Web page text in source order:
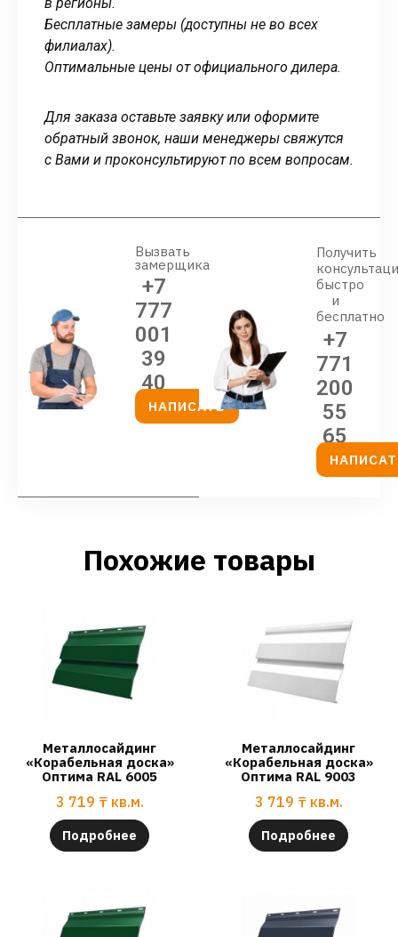
Бесплатные замеры (доступны не во всех
филиалах).
Оптимальные цены от официального дилера.
Для заказа оставьте заявку или оформите
обратный звонок, наши менеджеры свяжутся
с Вами и проконсультируют по всем вопросам.
Вызвать
замерщика
+7
777
001
39
40
НАПИСАТЬ
Получить
быстро
и
бесплатно
+7
771
200
55
65
Похожие товары
Металлосайдинг
«Корабельная доска»
Оптима RAL 6005
3 719 ₸ кв.м.
Подробнее
Металлосайдинг
«Корабельная доска»
Оптима RAL 9003
3 719 ₸ кв.м.
Подробнее